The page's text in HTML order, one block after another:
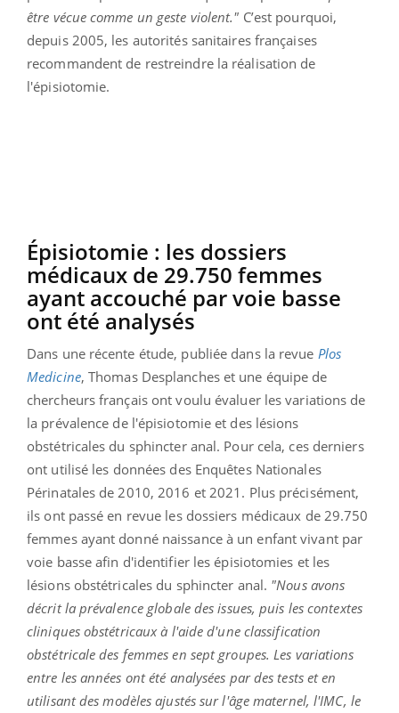
être vécue comme un geste violent." C’est pourquoi,
depuis 2005, les autorités sanitaires françaises
recommandent de restreindre la réalisation de
l'épisiotomie.
Épisiotomie : les dossiers
médicaux de 29.750 femmes
ayant accouché par voie basse
ont été analysés
Dans une récente étude, publiée dans la revue Plos
Medicine, Thomas Desplanches et une équipe de
chercheurs français ont voulu évaluer les variations de
la prévalence de l'épisiotomie et des lésions
obstétricales du sphincter anal. Pour cela, ces derniers
ont utilisé les données des Enquêtes Nationales
Périnatales de 2010, 2016 et 2021. Plus précisément,
ils ont passé en revue les dossiers médicaux de 29.750
femmes ayant donné naissance à un enfant vivant par
voie basse afin d'identifier les épisiotomies et les
lésions obstétricales du sphincter anal. "Nous avons
décrit la prévalence globale des issues, puis les contextes
cliniques obstétricaux à l'aide d'une classification
obstétricale des femmes en sept groupes. Les variations
entre les années ont été analysées par des tests et en
utilisant des modèles ajustés sur l'âge maternel, l'IMC, le